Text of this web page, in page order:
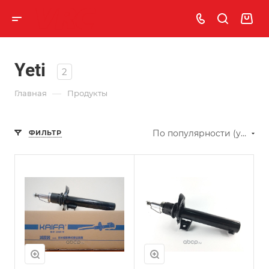
Yeti 2
Главная — Продукты
ФИЛЬТР По популярности (убывание)